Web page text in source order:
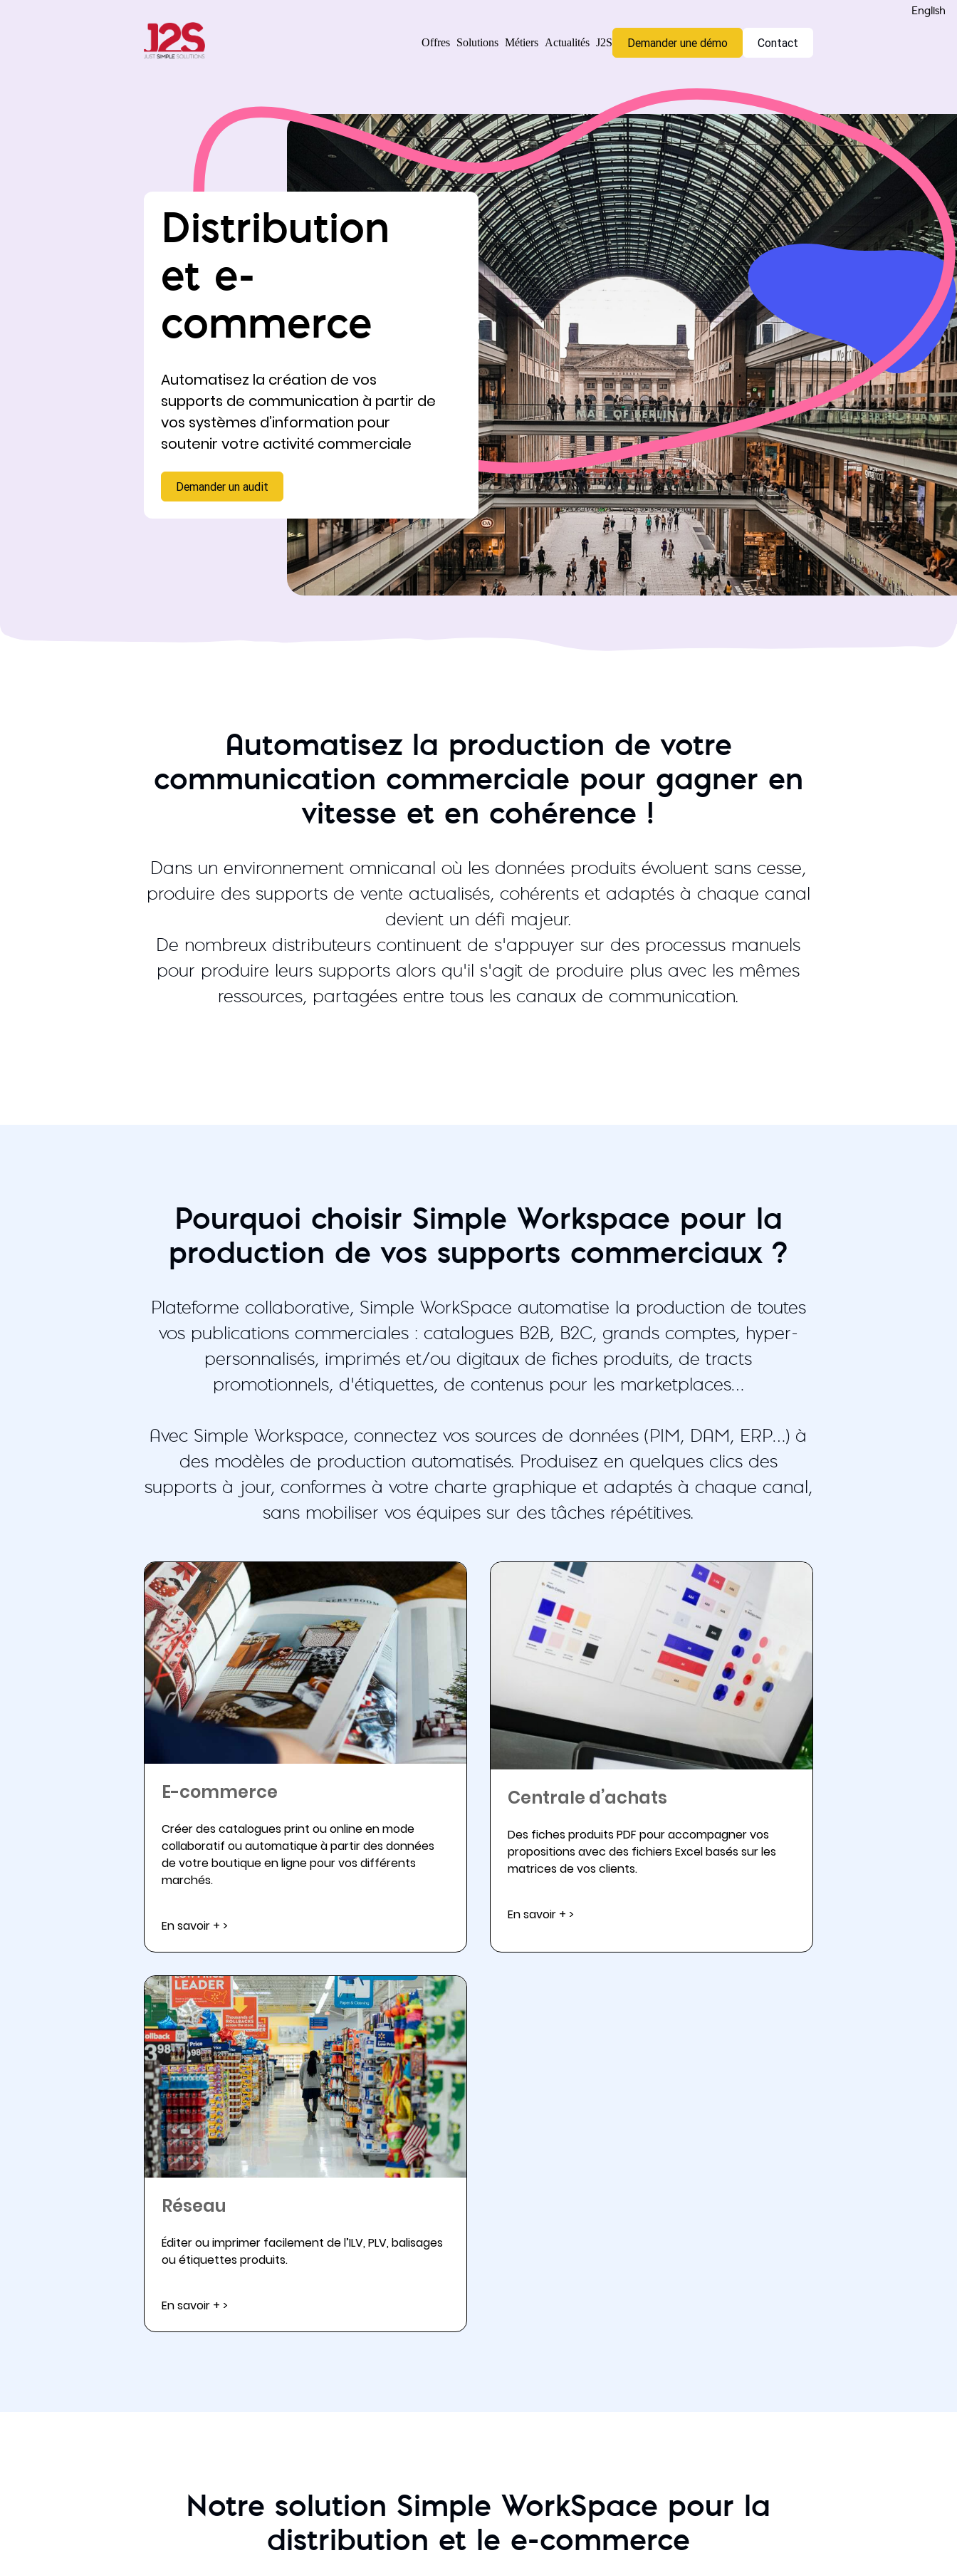
English
Offres Solutions Métiers Actualités J2S Demander une démo Contact
Distribution
et e-
commerce
Automatisez la création de vos
supports de communication à partir de
vos systèmes d’information pour
soutenir votre activité commerciale
Demander un audit
Automatisez la production de votre
communication commerciale pour gagner en
vitesse et en cohérence !
Dans un environnement omnicanal où les données produits évoluent sans cesse,
produire des supports de vente actualisés, cohérents et adaptés à chaque canal
devient un défi majeur.
De nombreux distributeurs continuent de s’appuyer sur des processus manuels
pour produire leurs supports alors qu’il s’agit de produire plus avec les mêmes
ressources, partagées entre tous les canaux de communication.
Pourquoi choisir Simple Workspace pour la
production de vos supports commerciaux ?
Plateforme collaborative, Simple WorkSpace automatise la production de toutes
vos publications commerciales : catalogues B2B, B2C, grands comptes, hyper-
personnalisés, imprimés et/ou digitaux de fiches produits, de tracts
promotionnels, d’étiquettes, de contenus pour les marketplaces…
Avec Simple Workspace, connectez vos sources de données (PIM, DAM, ERP…) à
des modèles de production automatisés. Produisez en quelques clics des
supports à jour, conformes à votre charte graphique et adaptés à chaque canal,
sans mobiliser vos équipes sur des tâches répétitives.
E-commerce
Créer des catalogues print ou online en mode
collaboratif ou automatique à partir des données
de votre boutique en ligne pour vos différents
marchés.
En savoir + >
Centrale d’achats
Des fiches produits PDF pour accompagner vos
propositions avec des fichiers Excel basés sur les
matrices de vos clients.
En savoir + >
Réseau
Éditer ou imprimer facilement de l’ILV, PLV, balisages
ou étiquettes produits.
En savoir + >
Notre solution Simple WorkSpace pour la
distribution et le e-commerce